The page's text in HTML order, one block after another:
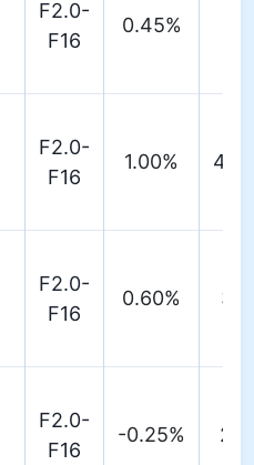
F2.0-
F16
0.45%
F2.0-
F16
1.00%
F2.0-
F16
0.60%
F2.0-
F16
-0.25%